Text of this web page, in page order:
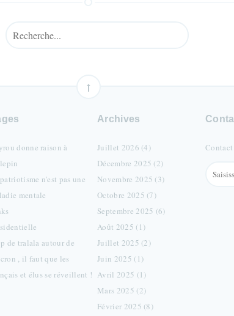
donne raison à
n'est pas une
mentale
de tralala autour de
, il faut que les
et élus se réveillent !
Archives
Juillet 2026 (4)
Décembre 2025 (2)
Novembre 2025 (3)
Octobre 2025 (7)
Septembre 2025 (6)
Août 2025 (1)
Juillet 2025 (2)
Juin 2025 (1)
Avril 2025 (1)
Mars 2025 (2)
Février 2025 (8)
Contact